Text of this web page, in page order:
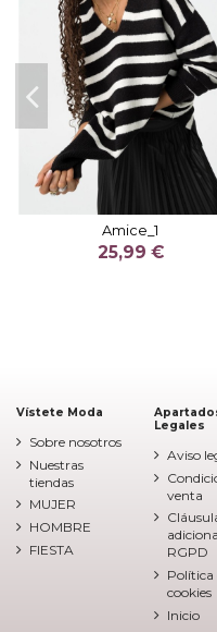
Amice_1
25,99 €
Vístete Moda
Sobre nosotros
Nuestras
tiendas
MUJER
HOMBRE
FIESTA
Legales
Aviso
venta
RGPD
Política
cookies
Inicio